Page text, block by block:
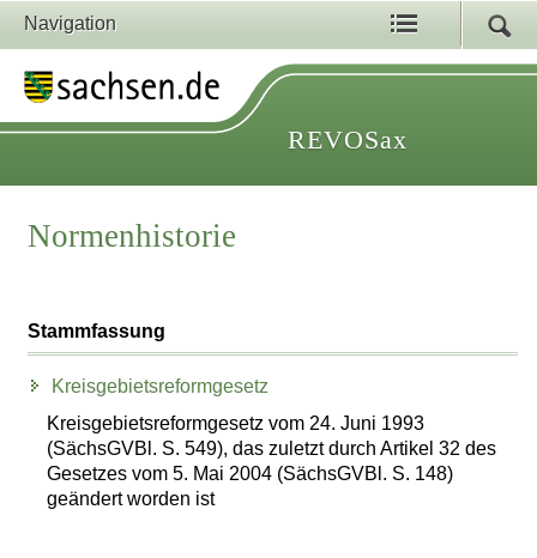
Navigation
REVOSax
Normenhistorie
Stammfassung
Kreisgebietsreformgesetz
Kreisgebietsreformgesetz vom 24. Juni 1993
(SächsGVBl. S. 549), das zuletzt durch Artikel 32 des
Gesetzes vom 5. Mai 2004 (SächsGVBl. S. 148)
geändert worden ist